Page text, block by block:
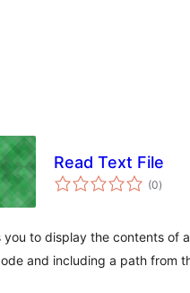
Read Text File
(0totals
)
you to display the contents of
and including a path from